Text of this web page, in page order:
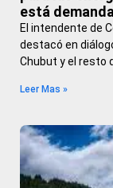
está
El intendente de
destacó en
Chubut y el resto
Leer Mas »